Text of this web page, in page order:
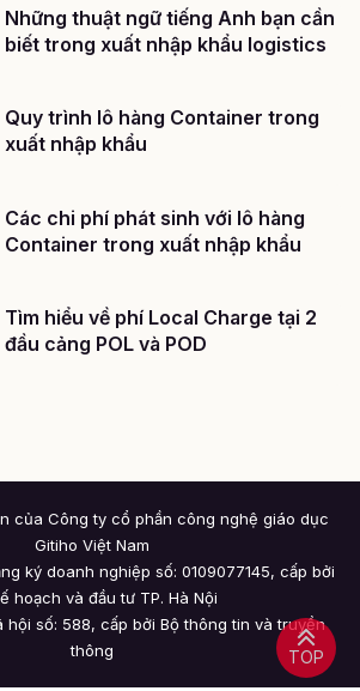
Những thuật ngữ tiếng Anh bạn cần
biết trong xuất nhập khẩu logistics
Quy trình lô hàng Container trong
xuất nhập khẩu
Các chi phí phát sinh với lô hàng
Container trong xuất nhập khẩu
Tìm hiểu về phí Local Charge tại 2
đầu cảng POL và POD
TOP
của Công ty cổ phần công nghệ giáo dục
Gitiho Việt Nam
ký doanh nghiệp số: 0109077145, cấp bởi
hoạch và đầu tư TP. Hà Nội
hội số: 588, cấp bởi Bộ thông tin và truyền
thông